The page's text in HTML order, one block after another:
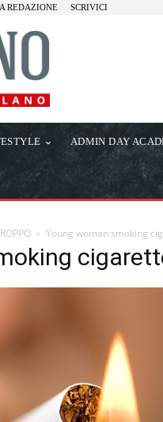
REDAZIONE SCRIVICI
ADMIN DAY
Young woman smoking